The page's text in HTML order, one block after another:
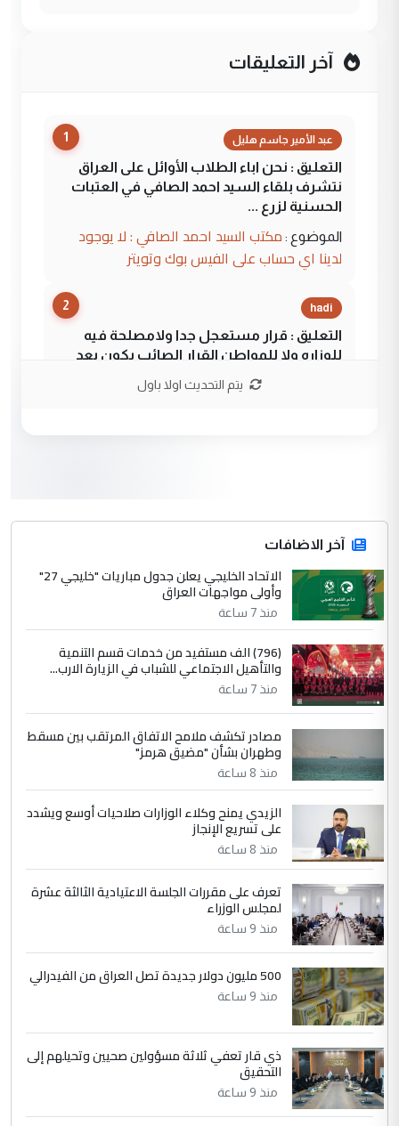
آخر التعليقات
1 عبد الأمير جاسم هليل
التعليق : نحن اباء الطلاب الأوائل على العراق
نتشرف بلقاء السيد احمد الصافي في العتبات
الحسنية لزرع ...
الموضوع : مكتب السيد احمد الصافي : لا يوجود
لدينا اي حساب على الفيس بوك وتويتر
2 hadi
التعليق : قرار مستعجل جدا ولامصلحة فيه
للوزاره ولا للمواطن القرار الصائب يكون بعد
جنسية الرافد الثالث للعراق ومن اصول عريقة
ابا فرات ...
الموضوع :
الجواهري يرد على صدام حسين سل
مضجعيك يابن الزنا (نص كامل)
سردار
التعليق : واحد من عصابة علي ماما يسقط
جنسية الرافد الثالث للعراق ومن اصول عريقة
ابا فرات ...
الجواهري يرد على صدام حسين سل
مضجعيك يابن الزنا (نص كامل)
5
التعليق : تحياتي لك استاذ حامدتركان. كلام
دقيق ومسؤول؛ فالاستثمار الحقيقي للإنسان
الموضوع :
بين الإهمال واغتصاب الأرض.. بلاد
الرافدين تعاني الجفاف والتصحر!!
يتم التحديث اولا باول
آخر الاضافات
الاتحاد الخليجي يعلن جدول مباريات "خليجي 27"
وأولى مواجهات العراق
منذ 7 ساعة
(796) الف مستفيد من خدمات قسم التنمية
والتأهيل الاجتماعي للشباب في الزيارة الارب...
منذ 7 ساعة
مصادر تكشف ملامح الاتفاق المرتقب بين مسقط
وطهران بشأن "مضيق هرمز"
منذ 8 ساعة
الزيدي يمنح وكلاء الوزارات صلاحيات أوسع ويشدد
على تسريع الإنجاز
منذ 8 ساعة
تعرف على مقررات الجلسة الاعتيادية الثالثة عشرة
لمجلس الوزراء
منذ 9 ساعة
500 مليون دولار جديدة تصل العراق من الفيدرالي
منذ 9 ساعة
ذي قار تعفي ثلاثة مسؤولين صحيين وتحيلهم إلى
التحقيق
منذ 9 ساعة